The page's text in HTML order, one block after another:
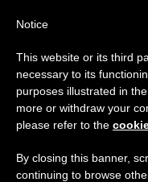
لينجوا السفير
في المؤتمر
زيارة قداسة
Notice
This website or its third
necessary to its
purposes illustrated in
more or withdraw your
please refer to the
By closing this banner,
continuing to browse